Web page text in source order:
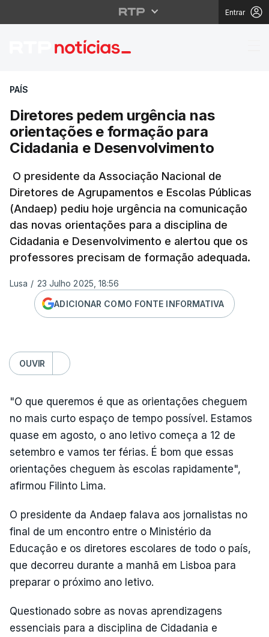
Entrar
Diretores pedem
PAÍS
Diretores pedem urgência nas
orientações e formação para
Cidadania e Desenvolvimento
O presidente da Associação Nacional de
Diretores de Agrupamentos e Escolas Públicas
(Andaep) pediu hoje urgência na comunicação
das novas orientações para a disciplina de
Cidadania e Desenvolvimento e alertou que os
professores precisam de formação adequada.
Lusa / 23 Julho 2025, 18:56
ADICIONAR COMO FONTE INFORMATIVA
OUVIR
"O que queremos é que as orientações cheguem
no mais curto espaço de tempo possível. Estamos
quase em agosto, o ano letivo começa a 12 de
setembro e vamos ter férias. É bom que essas
orientações cheguem às escolas rapidamente",
afirmou Filinto Lima.
O presidente da Andaep falava aos jornalistas no
final de um encontro entre o Ministério da
Educação e os diretores escolares de todo o país,
que decorreu durante a manhã em Lisboa para
preparar o próximo ano letivo.
Questionado sobre as novas aprendizagens
essenciais para a disciplina de Cidadania e